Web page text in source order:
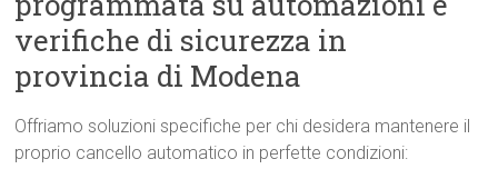
verifiche di sicurezza in
provincia di Modena
Offriamo soluzioni specifiche per chi desidera mantenere il
proprio cancello automatico in perfette condizioni: